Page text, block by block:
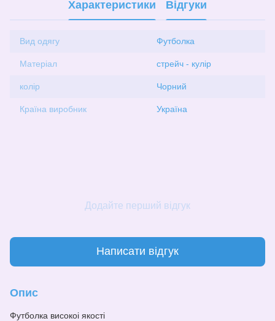
Характеристики Відгуки
Вид одягу Футболка
Матеріал стрейч - кулір
колір Чорний
Країна виробник Україна
Додайте перший відгук
Написати відгук
Опис
Футболка високоі якості